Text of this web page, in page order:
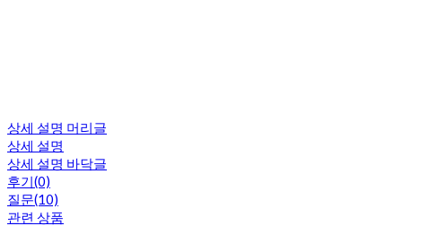
상세 설명 머리글
상세 설명
상세 설명 바닥글
후기(0)
질문(10)
관련 상품